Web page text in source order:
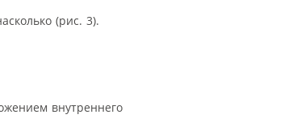
(рис. 3).
внутреннего